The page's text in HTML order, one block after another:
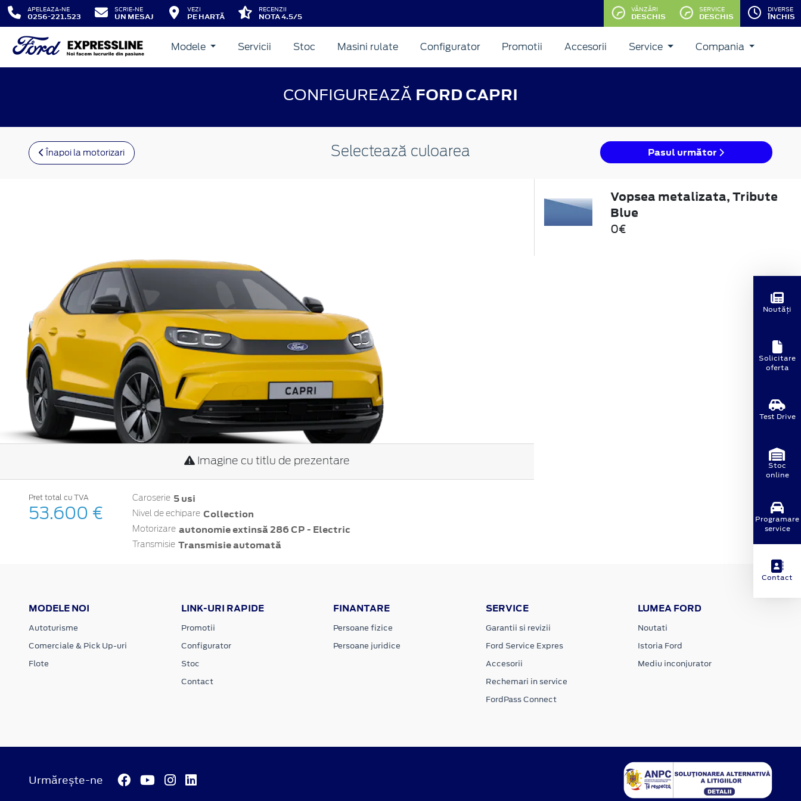
APELEAZA-NE
0256-221.523
SCRIE-NE
UN MESAJ
VEZI
PE HARTĂ
RECENZII
NOTA 4.5/5
VÂNZĂRI
DESCHIS
SERVICE
DESCHIS
DIVERSE
ÎNCHIS
Modele Servicii Stoc Masini rulate Configurator Promotii Accesorii Service Compania
CONFIGUREAZĂ FORD CAPRI
Înapoi la motorizari Selectează culoarea Pasul următor
Imagine cu titlu de prezentare
Pret total cu TVA
53.600 €
Caroserie 5 usi
Nivel de echipare Collection
Motorizare autonomie extinsă 286 CP - Electric
Transmisie Transmisie automată
Vopsea metalizata, Tribute
Blue
0€
MODELE NOI
Autoturisme
Comerciale & Pick Up-uri
Flote
LINK-URI RAPIDE
Promotii
Configurator
Stoc
Contact
FINANTARE
Persoane fizice
Persoane juridice
SERVICE
Garantii si revizii
Ford Service Expres
Accesorii
Rechemari in service
FordPass Connect
LUMEA FORD
Noutati
Istoria Ford
Mediu inconjurator
Urmărește-ne
Noutăți
Solicitare
oferta
Test Drive
Stoc
online
Programare
service
Contact